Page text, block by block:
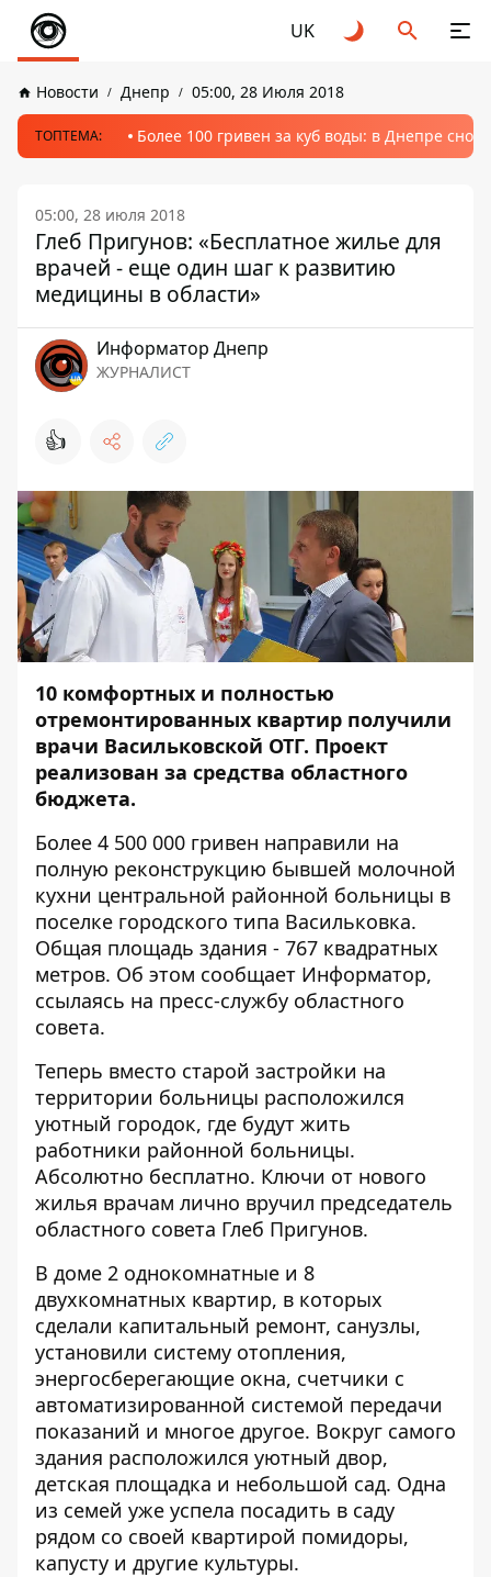
UK
Новости Днепр 05:00, 28 Июля 2018
ТОПТЕМА: Более 100 гривен за куб воды: в Днепре
05:00, 28 июля 2018
Глеб Пригунов: «Бесплатное жилье для
врачей - еще один шаг к развитию
медицины в области»
Информатор Днепр
ЖУРНАЛИСТ
👍
10 комфортных и полностью
отремонтированных квартир получили
врачи Васильковской ОТГ. Проект
реализован за средства областного
бюджета.
Более 4 500 000 гривен направили на
полную реконструкцию бывшей молочной
кухни центральной районной больницы в
поселке городского типа Васильковка.
Общая площадь здания - 767 квадратных
метров. Об этом сообщает Информатор,
ссылаясь на пресс-службу областного
совета.
Теперь вместо старой застройки на
территории больницы расположился
уютный городок, где будут жить
работники районной больницы.
Абсолютно бесплатно. Ключи от нового
жилья врачам лично вручил председатель
областного совета Глеб Пригунов.
В доме 2 однокомнатные и 8
двухкомнатных квартир, в которых
сделали капитальный ремонт, санузлы,
установили систему отопления,
энергосберегающие окна, счетчики с
автоматизированной системой передачи
показаний и многое другое. Вокруг самого
здания расположился уютный двор,
детская площадка и небольшой сад. Одна
из семей уже успела посадить в саду
рядом со своей квартирой помидоры,
капусту и другие культуры.